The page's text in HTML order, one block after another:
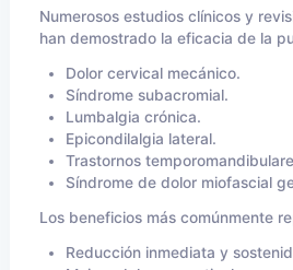
Numerosos estudios clínicos y
han demostrado la eficacia de la
Dolor cervical mecánico.
Síndrome subacromial.
Lumbalgia crónica.
Epicondilalgia lateral.
Trastornos
Síndrome de dolor miofascial
Los beneficios más comúnmente
Reducción inmediata y